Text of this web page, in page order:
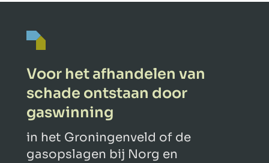
Voor het afhandelen van
schade ontstaan door
gaswinning
in het Groningenveld of de
gasopslagen bij Norg en